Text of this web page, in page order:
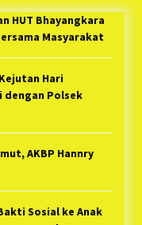
HUT Bhayangkara
Masyarakat
Hari
dengan Polsek
AKBP Hannry
Sosial ke Anak